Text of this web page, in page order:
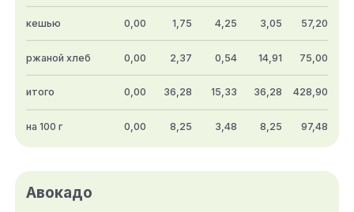
кешью 0,00 1,75 4,25 3,05 57,20
ржаной хлеб 0,00 2,37 0,54 14,91 75,00
итого 0,00 36,28 15,33 36,28 428,90
на 100 г 0,00 8,25 3,48 8,25 97,48
Авокадо